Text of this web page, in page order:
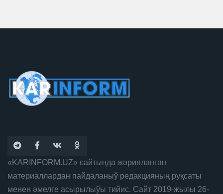
«KARINFORM.UZ» сайтында жәрияланған
материаллардан пайдаланыў редакцияның руқсаты
менен әмелге асырылыўы тийис. Сайт 2019-жылы 26-